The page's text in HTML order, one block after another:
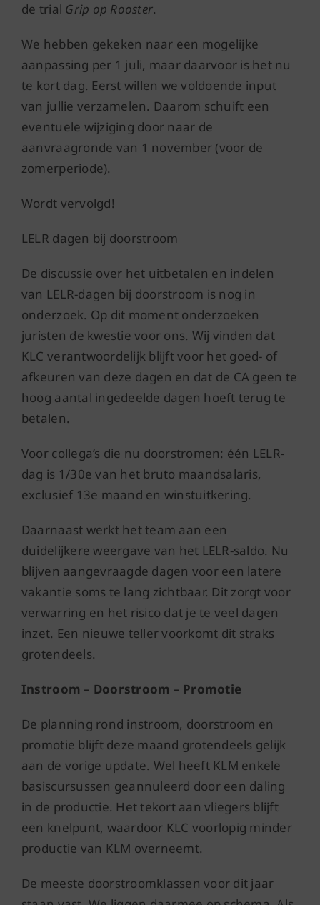
de trial Grip op Rooster.
We hebben gekeken naar een mogelijke
aanpassing per 1 juli, maar daarvoor is het nu
te kort dag. Eerst willen we voldoende input
van jullie verzamelen. Daarom schuift een
eventuele wijziging door naar de
aanvraagronde van 1 november (voor de
zomerperiode).
Wordt vervolgd!
LELR dagen bij doorstroom
De discussie over het uitbetalen en indelen
van LELR-dagen bij doorstroom is nog in
onderzoek. Op dit moment onderzoeken
juristen de kwestie voor ons. Wij vinden dat
KLC verantwoordelijk blijft voor het goed- of
afkeuren van deze dagen en dat de CA geen te
hoog aantal ingedeelde dagen hoeft terug te
betalen.
Voor collega’s die nu doorstromen: één LELR-
dag is 1/30e van het bruto maandsalaris,
exclusief 13e maand en winstuitkering.
Daarnaast werkt het team aan een
duidelijkere weergave van het LELR-saldo. Nu
blijven aangevraagde dagen voor een latere
vakantie soms te lang zichtbaar. Dit zorgt voor
verwarring en het risico dat je te veel dagen
inzet. Een nieuwe teller voorkomt dit straks
grotendeels.
Instroom – Doorstroom – Promotie
De planning rond instroom, doorstroom en
promotie blijft deze maand grotendeels gelijk
aan de vorige update. Wel heeft KLM enkele
basiscursussen geannuleerd door een daling
in de productie. Het tekort aan vliegers blijft
een knelpunt, waardoor KLC voorlopig minder
productie van KLM overneemt.
De meeste doorstroomklassen voor dit jaar